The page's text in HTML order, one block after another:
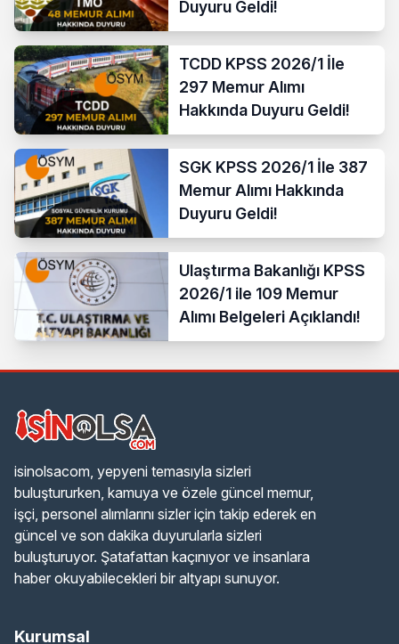
Duyuru Geldi!
TCDD KPSS 2026/1 İle
297 Memur Alımı
Hakkında Duyuru Geldi!
SGK KPSS 2026/1 İle 387
Memur Alımı Hakkında
Duyuru Geldi!
Ulaştırma Bakanlığı KPSS
2026/1 ile 109 Memur
Alımı Belgeleri Açıklandı!
isinolsacom, yepyeni temasıyla sizleri
buluştururken, kamuya ve özele güncel memur,
işçi, personel alımlarını sizler için takip ederek en
güncel ve son dakika duyurularla sizleri
buluşturuyor. Şatafattan kaçınıyor ve insanlara
haber okuyabilecekleri bir altyapı sunuyor.
Kurumsal